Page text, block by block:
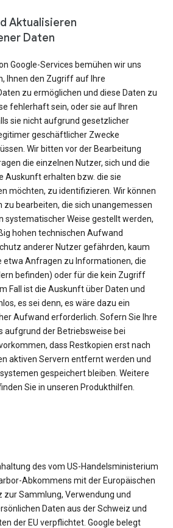
Aktualisieren
Daten
Google-Services bemühen wir uns
Ihnen den Zugriff auf Ihre
zu ermöglichen und diese Daten zu
fehlerhaft sein, oder sie auf Ihren
sie nicht aufgrund gesetzlicher
geschäftlicher Zwecke
Wir bitten vor der Bearbeitung
die einzelnen Nutzer, sich und die
Auskunft erhalten bzw. die sie
möchten, zu identifizieren. Wir können
zu bearbeiten, die sich unangemessen
systematischer Weise gestellt werden,
hohen technischen Aufwand
anderer Nutzer gefährden, kaum
etwa Anfragen zu Informationen, die
befinden) oder für die kein Zugriff
Fall ist die Auskunft über Daten und
es sei denn, es wäre dazu ein
Aufwand erforderlich. Sofern Sie Ihre
aufgrund der Betriebsweise bei
dass Restkopien erst nach
aktiven Servern entfernt werden und
gespeichert bleiben. Weitere
Sie in unseren Produkthilfen.
des vom US-Handelsministerium
Abkommens mit der Europäischen
zur Sammlung, Verwendung und
Daten aus der Schweiz und
der EU verpflichtet. Google belegt